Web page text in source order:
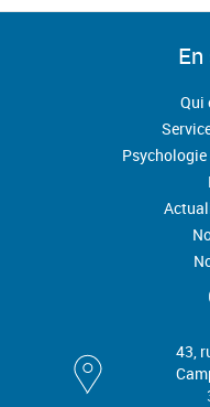
Qui
43,